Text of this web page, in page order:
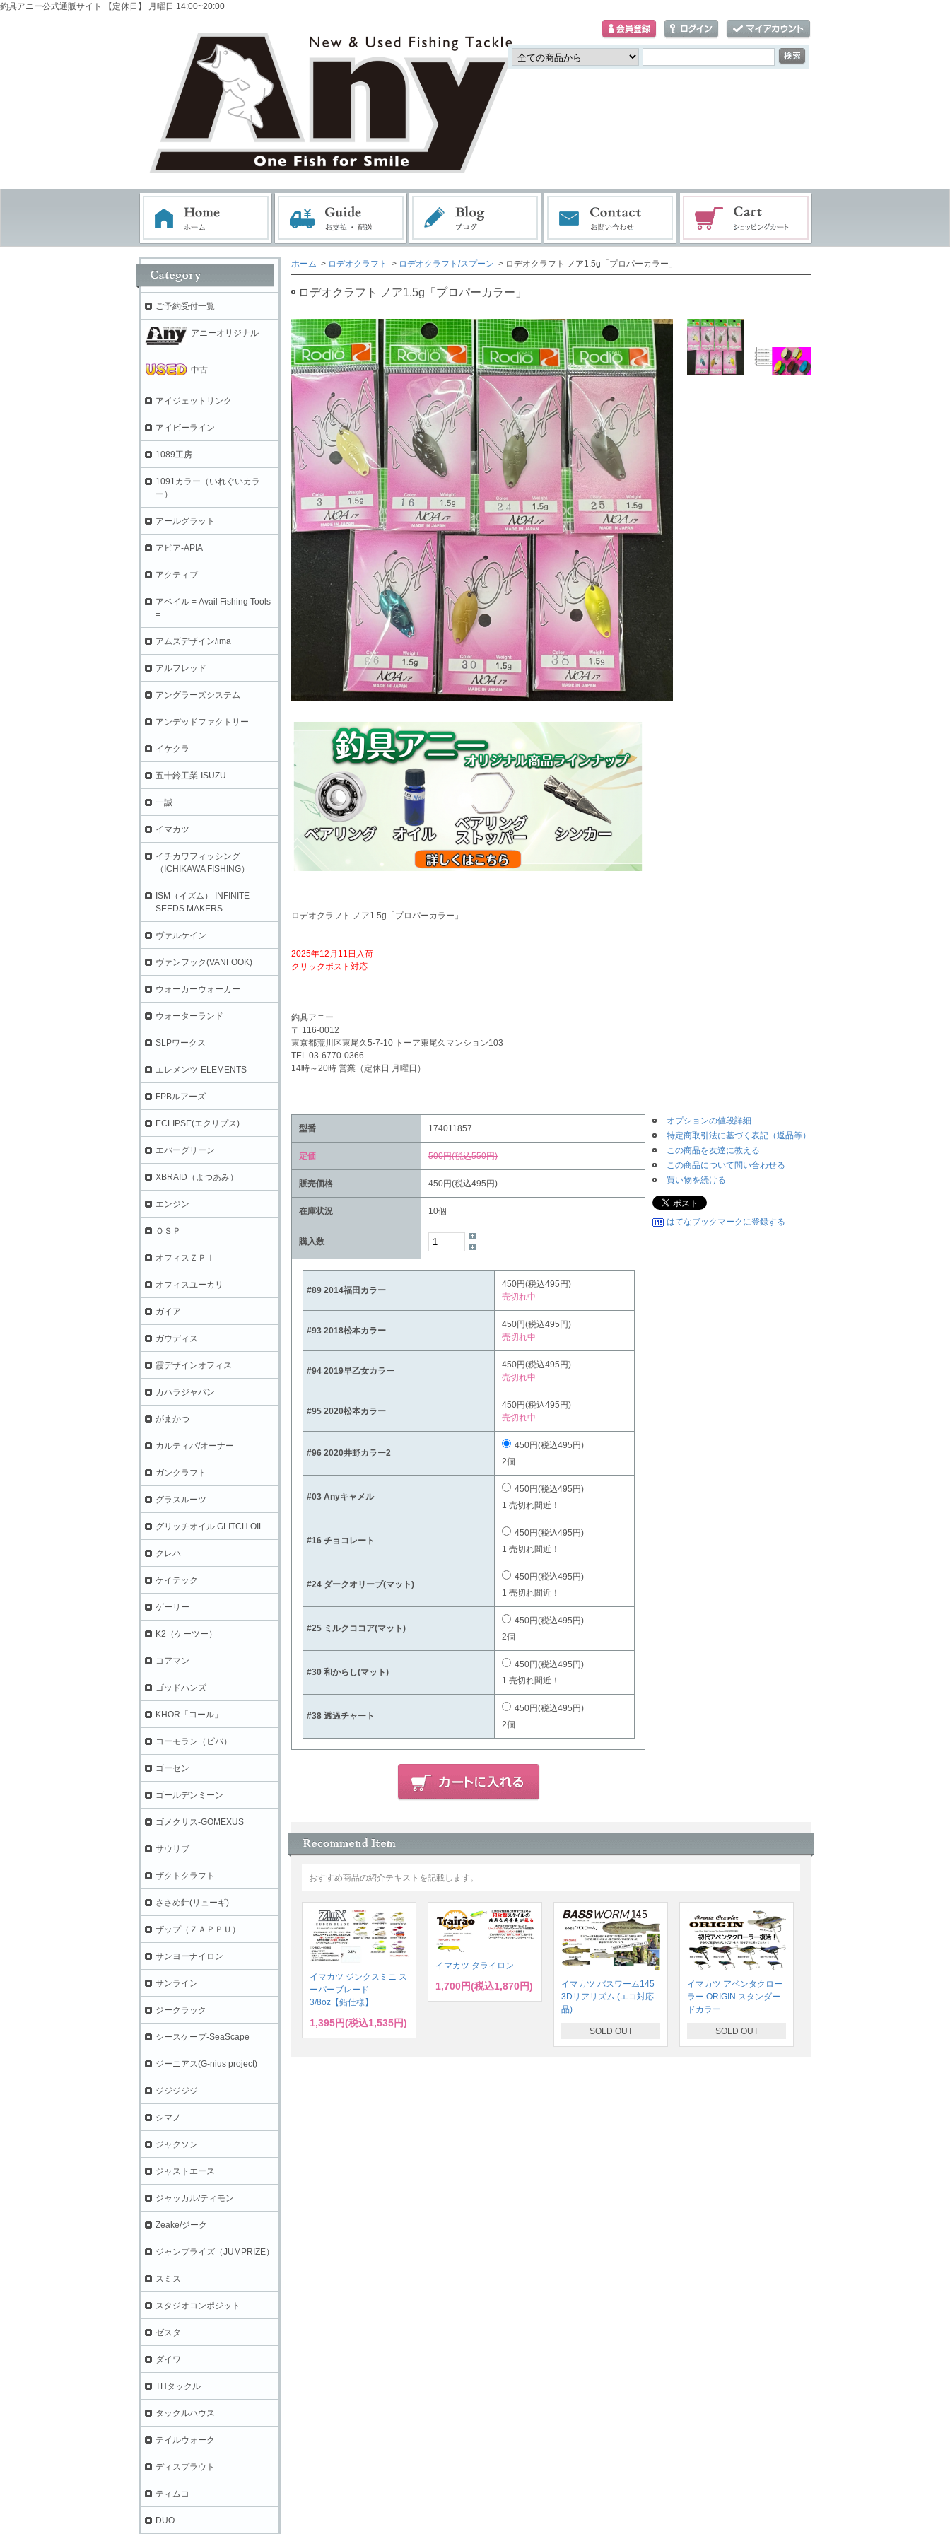
釣具アニー公式通販サイト 【定休日】 月曜日 14:00~20:00
ホーム > ロデオクラフト > ロデオクラフト/スプーン > ロデオクラフト ノア1.5g「プロパーカラー」
ロデオクラフト ノア1.5g「プロパーカラー」
ロデオクラフト ノア1.5g「プロパーカラー」
2025年12月11日入荷
クリックポスト対応
釣具アニー
〒 116-0012
東京都荒川区東尾久5-7-10 トーア東尾久マンション103
TEL 03-6770-0366
14時～20時 営業（定休日 月曜日）
型番 174011857
定価 500円(税込550円)
販売価格 450円(税込495円)
在庫状況 10個
購入数
#89 2014福田カラー
450円(税込495円)
売切れ中
#93 2018松本カラー
450円(税込495円)
売切れ中
#94 2019早乙女カラー
450円(税込495円)
売切れ中
#95 2020松本カラー
450円(税込495円)
売切れ中
#96 2020井野カラー2
450円(税込495円)
2個
#03 Anyキャメル
450円(税込495円)
1 売切れ間近！
#16 チョコレート
450円(税込495円)
1 売切れ間近！
#24 ダークオリーブ(マット)
450円(税込495円)
1 売切れ間近！
#25 ミルクココア(マット)
450円(税込495円)
2個
#30 和からし(マット)
450円(税込495円)
1 売切れ間近！
#38 透過チャート
450円(税込495円)
2個
オプションの値段詳細
特定商取引法に基づく表記（返品等）
この商品を友達に教える
この商品について問い合わせる
買い物を続ける
はてなブックマークに登録する
おすすめ商品の紹介テキストを記載します。
イマカツ ジンクスミニ ス
ーパーブレード
3/8oz【鉛仕様】
1,395円(税込1,535円)
イマカツ タライロン
1,700円(税込1,870円)
イマカツ バスワーム145
3Dリアリズム (エコ対応
品)
SOLD OUT
イマカツ アベンタクロー
ラー ORIGIN スタンダー
ドカラー
SOLD OUT
ご予約受付一覧
アニーオリジナル
中古
アイジェットリンク
アイビーライン
1089工房
1091カラー（いれぐいカラ
ー）
アールグラット
アピア-APIA
アクティブ
アベイル = Avail Fishing Tools
=
アムズデザイン/ima
アルフレッド
アングラーズシステム
アンデッドファクトリー
イケクラ
五十鈴工業-ISUZU
一誠
イマカツ
イチカワフィッシング
（ICHIKAWA FISHING）
ISM（イズム） INFINITE
SEEDS MAKERS
ヴァルケイン
ヴァンフック(VANFOOK)
ウォーカーウォーカー
ウォーターランド
SLPワークス
エレメンツ-ELEMENTS
FPBルアーズ
ECLIPSE(エクリプス)
エバーグリーン
XBRAID（よつあみ）
エンジン
ＯＳＰ
オフィスＺＰＩ
オフィスユーカリ
ガイア
ガウディス
霞デザインオフィス
カハラジャパン
がまかつ
カルティバ/オーナー
ガンクラフト
グラスルーツ
グリッチオイル GLITCH OIL
クレハ
ケイテック
ゲーリー
K2（ケーツー）
コアマン
ゴッドハンズ
KHOR「コール」
コーモラン（ビバ）
ゴーセン
ゴールデンミーン
ゴメクサス-GOMEXUS
サウリブ
ザクトクラフト
ささめ針(リューギ)
ザップ（ＺＡＰＰＵ）
サンヨーナイロン
サンライン
ジークラック
シースケープ-SeaScape
ジーニアス(G-nius project)
ジジジジジ
シマノ
ジャクソン
ジャストエース
ジャッカル/ティモン
Zeake/ジーク
ジャンプライズ（JUMPRIZE）
スミス
スタジオコンポジット
ゼスタ
ダイワ
THタックル
タックルハウス
テイルウォーク
ディスプラウト
ティムコ
DUO